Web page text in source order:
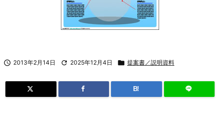
 2013年2月14日  2025年12月4日  提案書／説明資料
B!